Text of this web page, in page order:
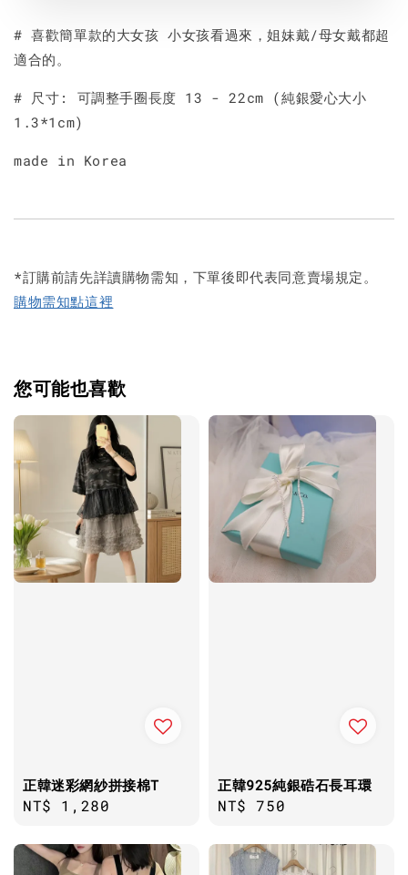
# 喜歡簡單款的大女孩 小女孩看過來，姐妹戴/母女戴都超
適合的。
# 尺寸: 可調整手圈長度 13 - 22cm (純銀愛心大小
1.3*1cm)
made in Korea
*訂購前請先詳讀購物需知，下單後即代表同意賣場規定。
購物需知點這裡
您可能也喜歡
正韓迷彩網紗拼接棉T
Regular
NT$ 1,280
正韓925純銀硞石長耳環
Regular
NT$ 750